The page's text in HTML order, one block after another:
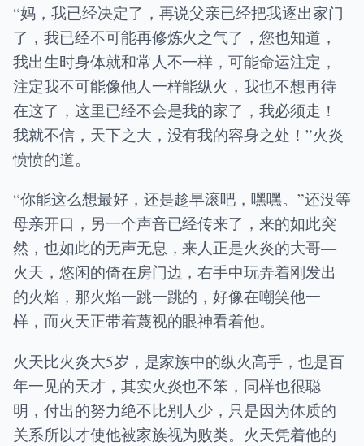
“妈，我已经决定了，再说父亲已经把我逐出家门
了，我已经不可能再修炼火之气了，您也知道，
我出生时身体就和常人不一样，可能命运注定，
注定我不可能像他人一样能纵火，我也不想再待
在这了，这里已经不会是我的家了，我必须走！
我就不信，天下之大，没有我的容身之处！”火炎
愤愤的道。
“你能这么想最好，还是趁早滚吧，嘿嘿。”还没等
母亲开口，另一个声音已经传来了，来的如此突
然，也如此的无声无息，来人正是火炎的大哥—
火天，悠闲的倚在房门边，右手中玩弄着刚发出
的火焰，那火焰一跳一跳的，好像在嘲笑他一
样，而火天正带着蔑视的眼神看着他。
火天比火炎大5岁，是家族中的纵火高手，也是百
年一见的天才，其实火炎也不笨，同样也很聪
明，付出的努力绝不比别人少，只是因为体质的
关系所以才使他被家族视为败类。火天凭着他的